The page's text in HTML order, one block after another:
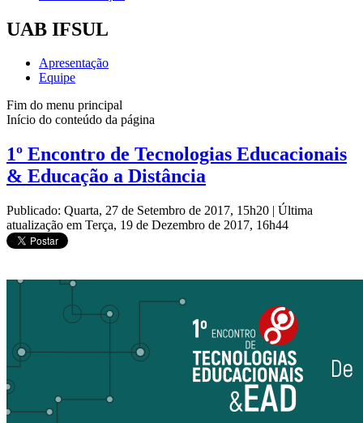
UAB IFSUL
Apresentação
Equipe
Fim do menu principal
Início do conteúdo da página
1º Encontro de Tecnologias Educacionais
& Educação a Distância
Publicado: Quarta, 27 de Setembro de 2017, 15h20 | Última
atualização em Terça, 19 de Dezembro de 2017, 16h44